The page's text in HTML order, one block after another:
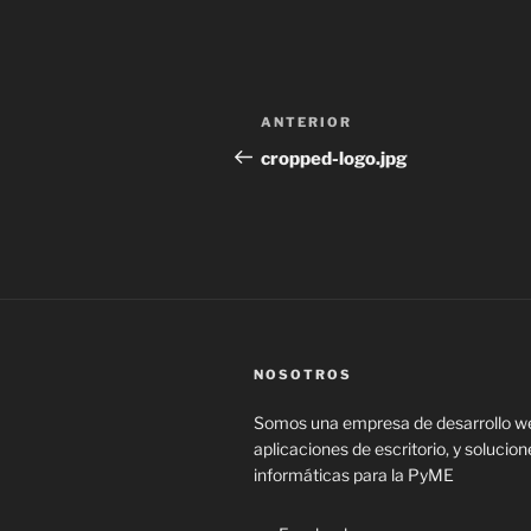
Navegación
de
Entrada
anterior:
ANTERIOR
cropped-logo.jpg
NOSOTROS
Somos una empresa de desarrollo
aplicaciones de escritorio, y
informáticas para la PyME